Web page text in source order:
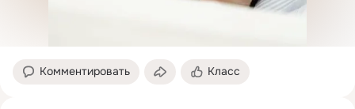
Комментировать Класс